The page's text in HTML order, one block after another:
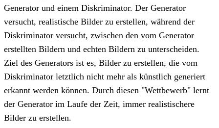
Generator und einem Diskriminator. Der Generator
versucht, realistische Bilder zu erstellen, während der
Diskriminator versucht, zwischen den vom Generator
erstellten Bildern und echten Bildern zu unterscheiden.
Ziel des Generators ist es, Bilder zu erstellen, die vom
Diskriminator letztlich nicht mehr als künstlich generiert
erkannt werden können. Durch diesen "Wettbewerb" lernt
der Generator im Laufe der Zeit, immer realistischere
Bilder zu erstellen.